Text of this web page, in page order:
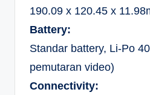
190.09 x 120.45 x
Battery:
Standar battery, Li-Po
pemutaran video)
Connectivity: